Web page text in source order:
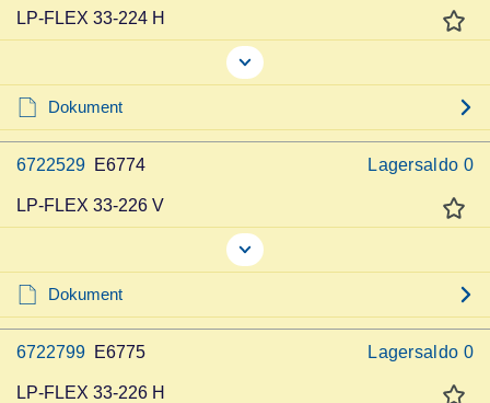
LP-FLEX 33-224 H
Dokument
6722529 E6774 Lagersaldo 0
LP-FLEX 33-226 V
Dokument
6722799 E6775 Lagersaldo 0
LP-FLEX 33-226 H